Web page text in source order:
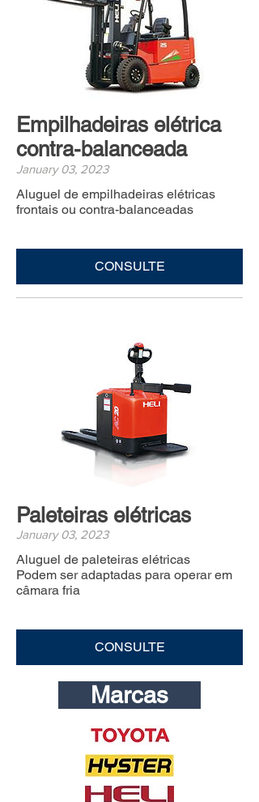
Empilhadeiras elétrica
contra-balanceada
January 03, 2023
Aluguel de empilhadeiras elétricas
frontais ou contra-balanceadas
CONSULTE
Paleteiras elétricas
January 03, 2023
Aluguel de paleteiras elétricas
Podem ser adaptadas para operar em
câmara fria
CONSULTE
Marcas